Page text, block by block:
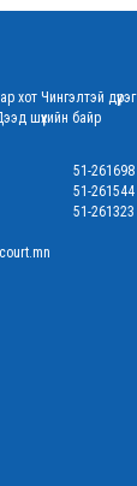
хот Чингэлтэй дүүрэг
шүүхийн байр
51-261698
51-261544
51-261323